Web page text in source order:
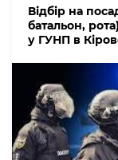
Відбір на
батальон,
у ГУНП в